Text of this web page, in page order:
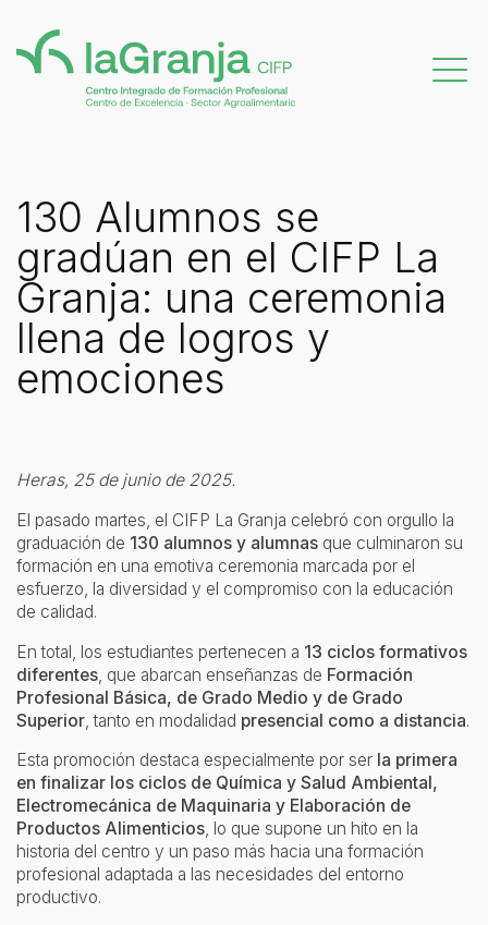
130 Alumnos se
gradúan en el CIFP La
Granja: una ceremonia
llena de logros y
emociones
Heras, 25 de junio de 2025.
El pasado martes, el CIFP La Granja celebró con orgullo la
graduación de 130 alumnos y alumnas que culminaron su
formación en una emotiva ceremonia marcada por el
esfuerzo, la diversidad y el compromiso con la educación
de calidad.
En total, los estudiantes pertenecen a 13 ciclos formativos
diferentes , que abarcan enseñanzas de Formación
Profesional Básica, de Grado Medio y de Grado
Superior , tanto en modalidad presencial como a distancia.
Esta promoción destaca especialmente por ser la primera
en finalizar los ciclos de Química y Salud Ambiental,
Electromecánica de Maquinaria y Elaboración de
Productos Alimenticios, lo que supone un hito en la
historia del centro y un paso más hacia una formación
profesional adaptada a las necesidades del entorno
productivo.